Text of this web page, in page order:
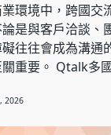
環境中，跨國交
是與客戶洽談、
往往會成為溝通
重要。 Qtalk多
2026